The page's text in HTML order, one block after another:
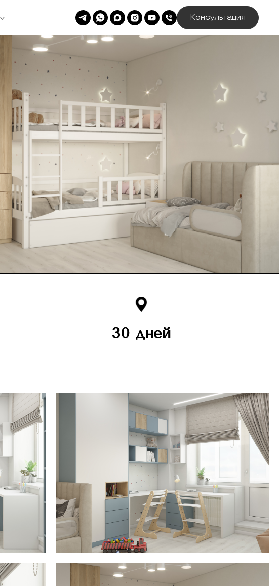
Консультация
30 дней